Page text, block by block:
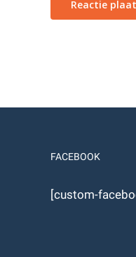
FACEBOOK
[custom-